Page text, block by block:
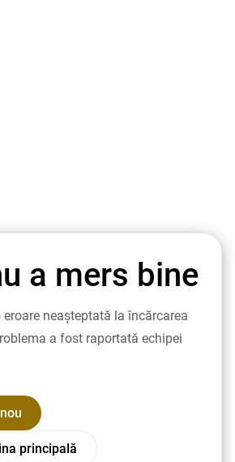
a mers bine
neașteptată la încărcarea
a fost raportată echipei
principală